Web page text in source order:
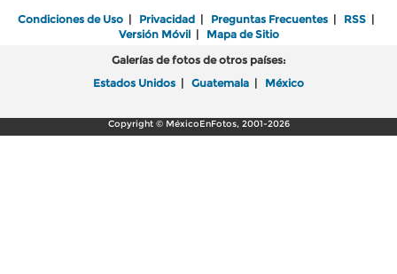
Condiciones de Uso | Privacidad | Preguntas Frecuentes | RSS |
Versión Móvil| Mapa de Sitio
Galerías de fotos de otros países:
Estados Unidos | Guatemala | México
Copyright © MéxicoEnFotos, 2001-2026